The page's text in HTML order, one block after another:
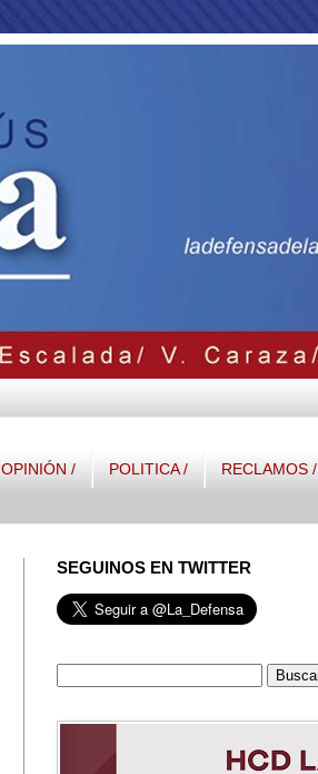
OPINIÓN / POLITICA / RECLAMOS /
SEGUINOS EN TWITTER